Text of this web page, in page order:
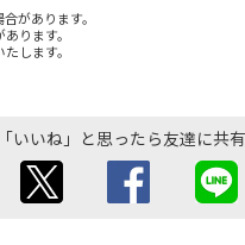
があります。
ります。
します。
「いいね」と思ったら友達に共有